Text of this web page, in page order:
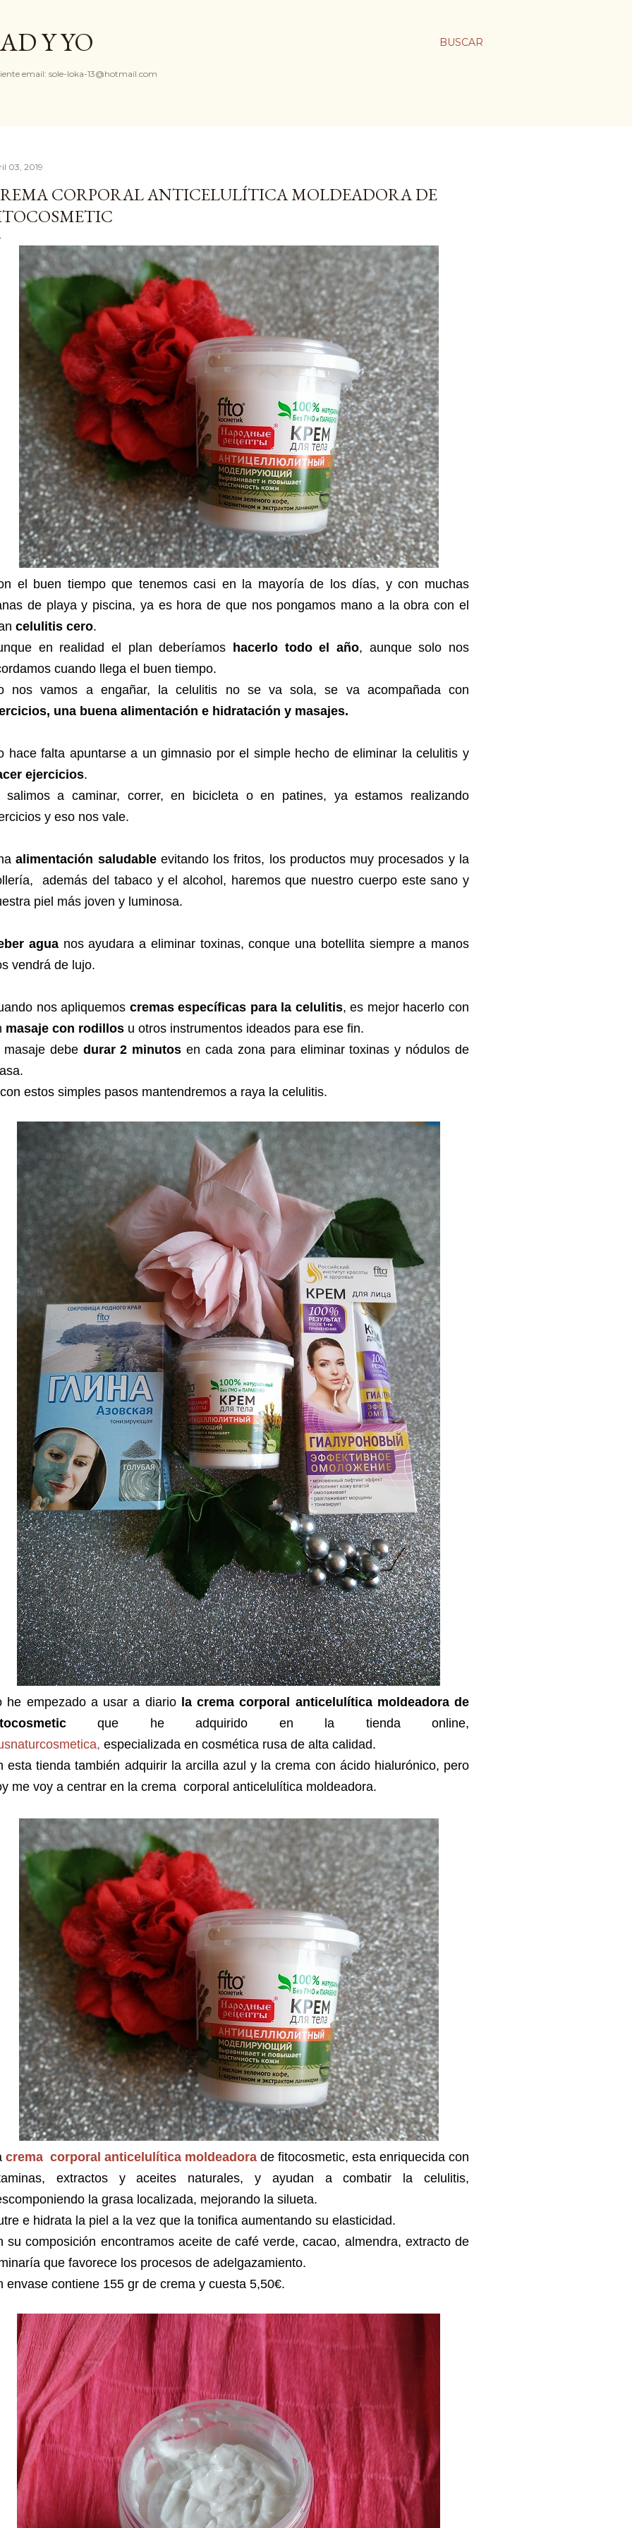
BUSCAR
Y YO
email: sole-loka-13@hotmail.com
03, 2019
CORPORAL ANTICELULÍTICA MOLDEADORA DE
el buen tiempo que tenemos casi en la mayoría de los días, y con muchas
de playa y piscina, ya es hora de que nos pongamos mano a la obra con el
celulitis cero.
en realidad el plan deberíamos
hacerlo todo el año, aunque solo nos
cuando llega el buen tiempo.
nos vamos a engañar, la celulitis no se va sola, se va acompañada con
una buena alimentación e hidratación y masajes.
hace falta apuntarse a un gimnasio por el simple hecho de eliminar la celulitis y
ejercicios.
salimos a caminar, correr, en bicicleta o en patines, ya estamos realizando
y eso nos vale.
alimentación saludableevitando los fritos, los productos muy procesados y la
además del tabaco y el alcohol, haremos que nuestro cuerpo este sano y
piel más joven y luminosa.
aguanos ayudara a eliminar toxinas, conque una botellita siempre a manos
vendrá de lujo.
nos apliquemos cremas específicas para la celulitis, es mejor hacerlo con
masaje con rodillos u otros instrumentos ideados para ese fin.
masaje debe durar 2 minutos en cada zona para eliminar toxinas y nódulos de
estos simples pasos mantendremos a raya la celulitis.
he empezado a usar a diario
la crema corporal anticelulítica moldeadora de
que he adquirido en la tienda online,
especializada en cosmética rusa de alta calidad.
esta tienda también adquirir la arcilla azul y la crema con ácido hialurónico, pero
me voy a centrar en la crema corporal anticelulítica moldeadora.
crema corporal anticelulítica moldeadora de fitocosmetic, esta enriquecida con
extractos y aceites naturales, y ayudan a combatir la celulitis,
la grasa localizada, mejorando la silueta.
e hidrata la piel a la vez que la tonifica aumentando su elasticidad.
su composición encontramos aceite de café verde, cacao, almendra, extracto de
que favorece los procesos de adelgazamiento.
envase contiene 155 gr de crema y cuesta 5,50€.